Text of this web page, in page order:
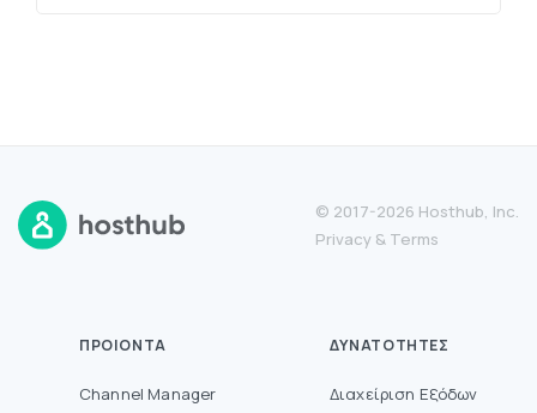
© 2017-2026 Hosthub, Inc.
Privacy & Terms
ΠΡΟΙΌΝΤΑ
Channel Manager
ΔΥΝΑΤΌΤΗΤΕΣ
Διαχείριση Εξόδων